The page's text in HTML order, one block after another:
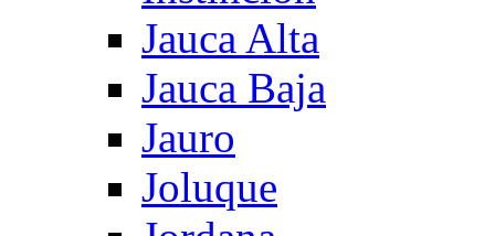
Jauca Alta
Jauca Baja
Jauro
Joluque